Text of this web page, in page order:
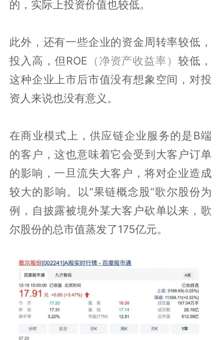
的，实际上投资价值也较低。
此外，还有一些企业的资金周转率较低，
投入高，但ROE （净资产收益率）较低，
这种企业上市后市值没有想象空间，对投
资人来说也没有意义。
在商业模式上，供应链企业服务的是B端
的客户，这也意味着它会受到大客户订单
的影响，一旦流失大客户，将对企业造成
较大的影响。以“果链概念股”歌尔股份为
例，自披露被境外某大客户砍单以来，歌
尔股份的总市值蒸发了175亿元。